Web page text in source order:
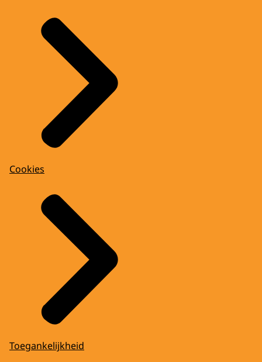
Cookies
Toegankelijkheid